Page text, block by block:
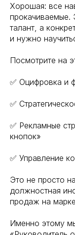
Хорошая: все
прокачиваемые.
талант, а
и нужно
Посмотрите на
✅ Оцифровка и
✅
✅ Рекламные
кнопок»
✅ Управление
Это не просто
должностная
продаж на
Именно этому